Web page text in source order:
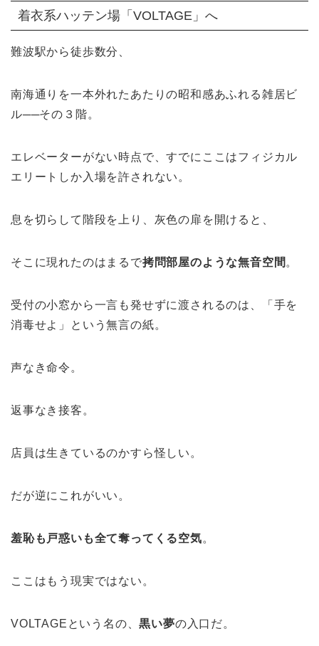
着衣系ハッテン場「VOLTAGE」へ
難波駅から徒歩数分、
南海通りを一本外れたあたりの昭和感あふれる雑居ビ
ル──その３階。
エレベーターがない時点で、すでにここはフィジカル
エリートしか入場を許されない。
息を切らして階段を上り、灰色の扉を開けると、
そこに現れたのはまるで拷問部屋のような無音空間 。
受付の小窓から一言も発せずに渡されるのは、「手を
消毒せよ」という無言の紙。
声なき命令。
返事なき接客。
店員は生きているのかすら怪しい。
だが逆にこれがいい。
羞恥も戸惑いも全て奪ってくる空気。
ここはもう現実ではない。
VOLTAGEという名の、黒い夢の入口だ。